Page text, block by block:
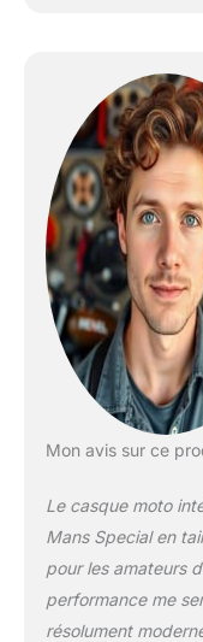
Mon avis sur ce
Le casque moto
Mans Special en
pour les amateurs
performance me
résolument